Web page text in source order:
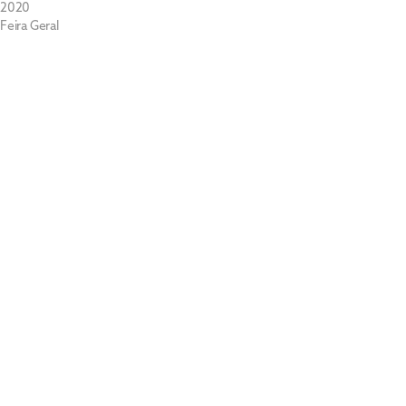
2020
Feira Geral